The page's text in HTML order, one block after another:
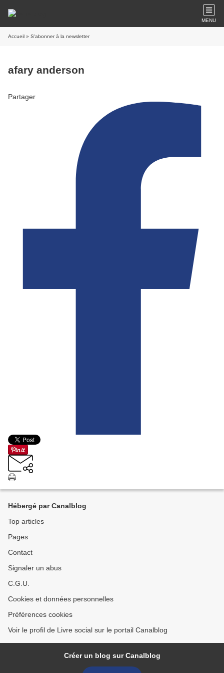
MENU
Accueil » S'abonner à la newsletter
afary anderson
Partager
Hébergé par Canalblog
Top articles
Pages
Contact
Signaler un abus
C.G.U.
Cookies et données personnelles
Préférences cookies
Voir le profil de Livre social sur le portail Canalblog
Créer un blog sur Canalblog